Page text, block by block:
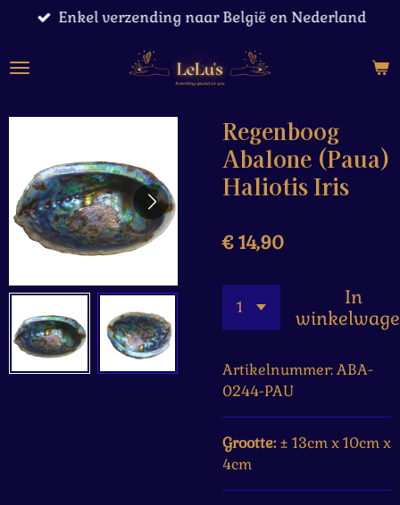
naar
Enkel verzending naar België en Nederland
Regenboog
Abalone (Paua)
Haliotis Iris
€ 14,90
In
Artikelnummer:ABA-
0244-PAU
Grootte: ± 13cm x 10cm x
4cm